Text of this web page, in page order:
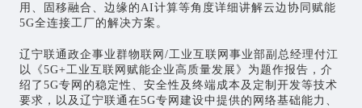
用、固移融合、边缘的AI计算等角度详细讲解云边协同赋能
5G全连接工厂的解决方案。
辽宁联通政企事业群物联网 /工业互联网事业部副总经理付江
以《5G+工业互联网赋能企业高质量发展》为题作报告，介
绍了5G专网的稳定性、安全性及终端成本及定制开发等技术
要求，以及辽宁联通在5G专网建设中提供的网络基础能力、